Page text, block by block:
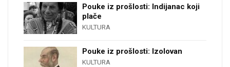
Pouke iz prošlosti: Indijanac koji
plače
KULTURA
Pouke iz prošlosti: Izolovan
KULTURA